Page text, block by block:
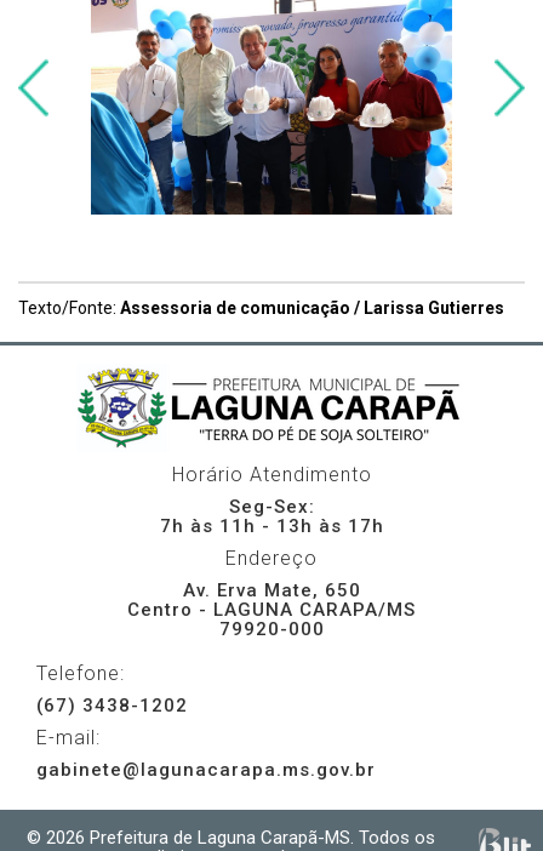
Texto/Fonte: Assessoria de comunicação / Larissa Gutierres
Horário Atendimento
Seg-Sex:
7h às 11h - 13h às 17h
Endereço
Av. Erva Mate, 650
Centro - LAGUNA CARAPA/MS
79920-000
Telefone:
(67) 3438-1202
E-mail:
gabinete@lagunacarapa.ms.gov.br
© 2026 Prefeitura de Laguna Carapã-MS. Todos os